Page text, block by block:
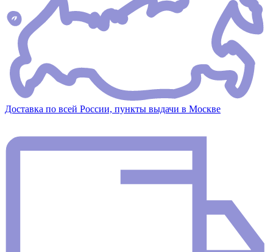
Доставка по всей России, пункты выдачи в Москве